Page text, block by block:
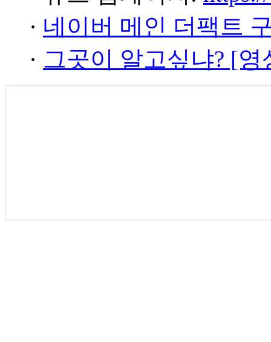
· 네이버 메인 더팩트
· 그곳이 알고싶냐? [